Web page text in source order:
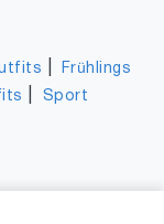
Frühlings
Sport